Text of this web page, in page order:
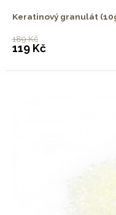
Keratinový granulát
189 Kč
119 Kč